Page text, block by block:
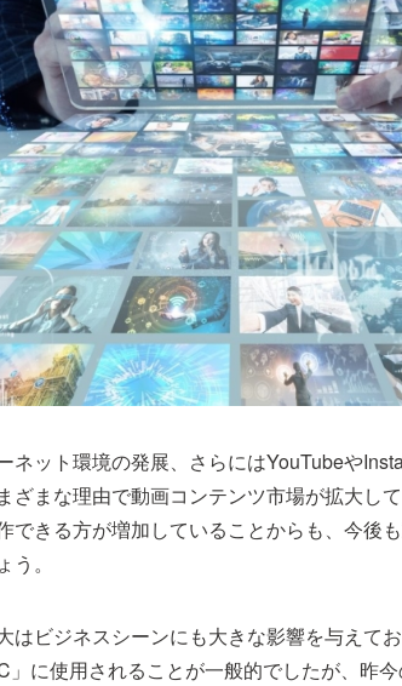
ネット環境の発展、さらにはYouTubeや
ざまな理由で動画コンテンツ市場が拡大し
できる方が増加していることからも、今後
。
はビジネスシーンにも大きな影響を与えて
」に使用されることが一般的でしたが、昨